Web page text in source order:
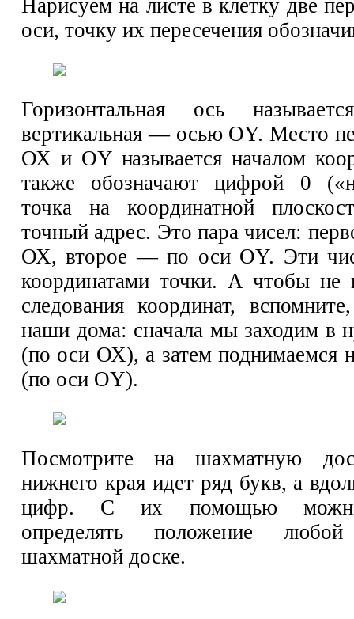
Нарисуем на листе в клетку две
оси, точку их пересечения
Горизонтальная ось
вертикальная — осью OY. Место
ОХ и OY называется началом
также обозначают цифрой 0
точка на координатной
точный адрес. Это пара чисел:
ОХ, второе — по оси OY. Эти
координатами точки. А чтобы не
следования координат,
наши дома: сначала мы заходим в
(по оси ОХ), а затем поднимаемся
(по оси OY).
Посмотрите на шахматную
нижнего края идет ряд букв, а
цифр. С их помощью можно
определять положение
шахматной доске.